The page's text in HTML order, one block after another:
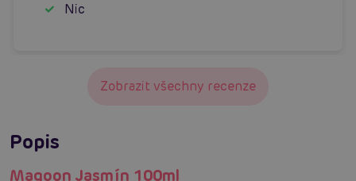
Nic
Zobrazit všechny recenze
Popis
Magoon Jasmín 100ml